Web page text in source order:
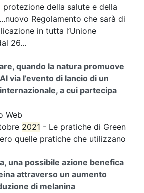
protezione della salute e della
Regolamento che sarà di
in tutta l’Unione
26...
quando la natura promuove
via l’evento di lancio di un
a cui partecipa
Web
2021 - Le pratiche di Green
quelle pratiche che utilizzano
una possibile azione benefica
attraverso un aumento
di melanina